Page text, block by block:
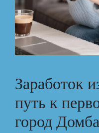
Заработок
путь к
город